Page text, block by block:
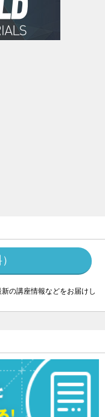
の講座情報などをお届けし